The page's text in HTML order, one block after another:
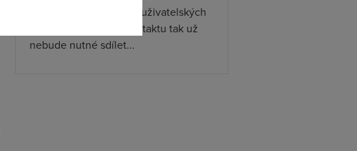
zpřístupňovat podporu uživatelských
jmen. Při předávání kontaktu tak už
nebude nutné sdílet...